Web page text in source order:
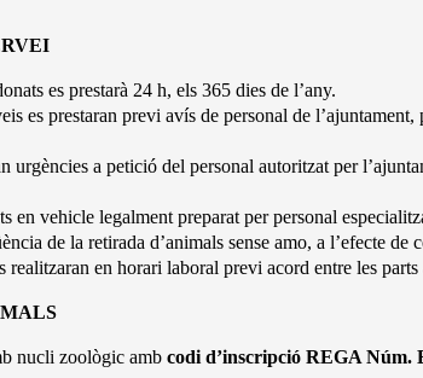
es prestarà 24 h, els 365 dies de l’any.
es prestaran previ avís de personal de
urgències a petició del personal autoritzat per
en vehicle legalment preparat per personal
de la retirada d’animals sense amo, a l’efecte
realitzaran en horari laboral previ acord entre les parts
nucli zoològic amb codi d’inscripció REGA Núm.